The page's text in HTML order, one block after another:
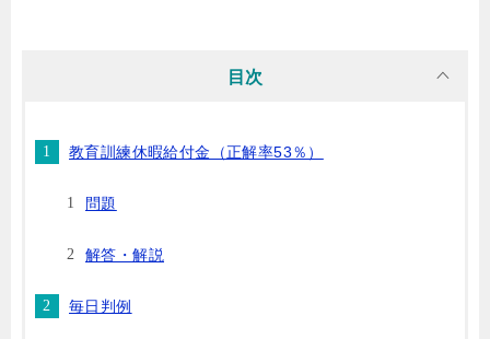
目次
教育訓練休暇給付金（正解率53％）
問題
解答・解説
毎日判例